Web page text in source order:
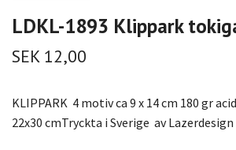
LDKL-1893 Klippark
SEK 12,00
KLIPPARK 4 motiv ca 9 x 14 cm 180 gr
22x30 cmTryckta i Sverige av Lazerdesign